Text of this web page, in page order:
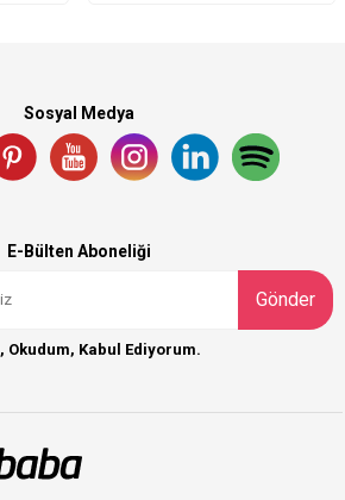
Sosyal Medya
E-Bülten Aboneliği
Gönder
, Okudum, Kabul Ediyorum.